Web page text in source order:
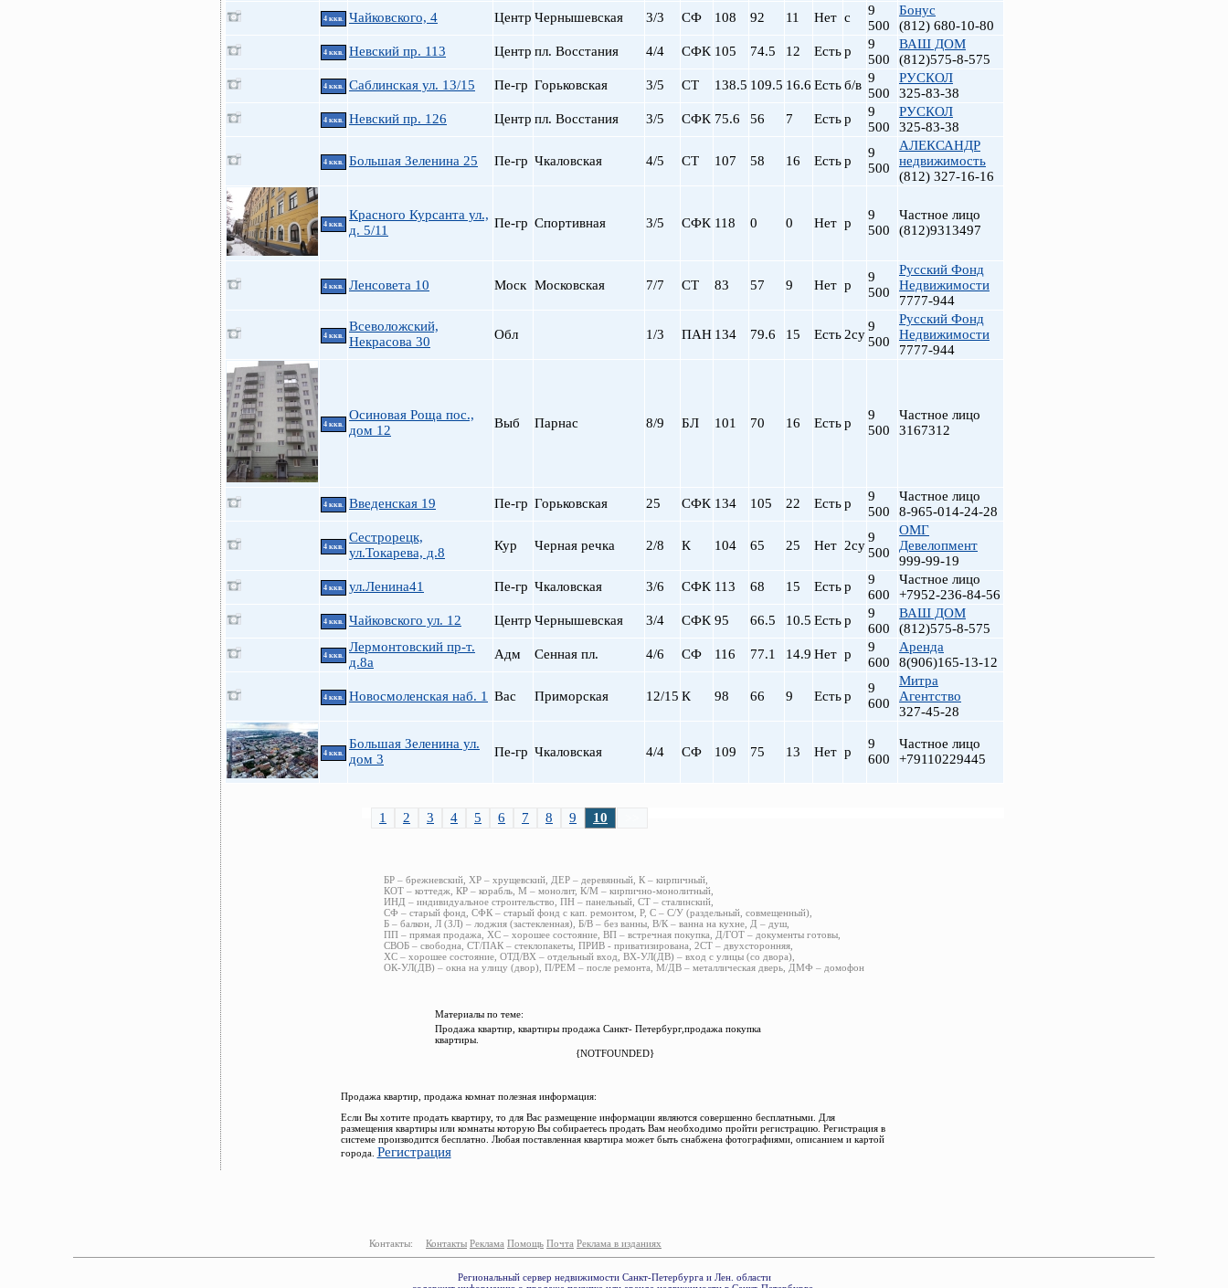
4 ккв. Чайковского, 4 Центр Чернышевская 3/3 СФ 108 92 11 Нет с
9
500
Бонус
(812) 680-10-80
4 ккв. Невский пр. 113 Центр пл. Восстания 4/4 СФК 105 74.5 12 Естьр
9
500
ВАШ ДОМ
(812)575-8-575
4 ккв. Саблинская ул. 13/15 Пе-гр Горьковская 3/5 СТ 138.5 109.5 16.6 Естьб/в 9
500
РУСКОЛ
325-83-38
4 ккв. Невский пр. 126 Центр пл. Восстания 3/5 СФК 75.6 56 7 Естьр
9
500
РУСКОЛ
325-83-38
4 ккв. Большая Зеленина 25 Пе-гр Чкаловская 4/5 СТ 107 58 16 Естьр
9
500
АЛЕКСАНДР
недвижимость
(812) 327-16-16
4 ккв.
Красного Курсанта ул.,
д. 5/11
Пе-гр Спортивная 3/5 СФК 118 0 0 Нет р
9
500
Частное лицо
(812)9313497
4 ккв. Ленсовета 10 Моск Московская 7/7 СТ 83 57 9 Нет р
9
500
Русский Фонд
Недвижимости
7777-944
4 ккв.
Всеволожский,
Некрасова 30
Обл 1/3 ПАН 134 79.6 15 Есть 2су
9
500
Русский Фонд
Недвижимости
7777-944
4 ккв.
Осиновая Роща пос.,
дом 12
Выб Парнас 8/9 БЛ 101 70 16 Естьр
9
500
Частное лицо
3167312
4 ккв. Введенская 19 Пе-гр Горьковская 25 СФК 134 105 22 Естьр
9
500
Частное лицо
8-965-014-24-28
4 ккв.
Сестрорецк,
ул.Токарева, д.8
Кур Черная речка 2/8 К 104 65 25 Нет 2су
9
500
ОМГ
Девелопмент
999-99-19
4 ккв. ул.Ленина41 Пе-гр Чкаловская 3/6 СФК 113 68 15 Естьр
9
600
Частное лицо
+7952-236-84-56
4 ккв. Чайковского ул. 12 Центр Чернышевская 3/4 СФК 95 66.5 10.5 Естьр
9
600
ВАШ ДОМ
(812)575-8-575
4 ккв.
Лермонтовский пр-т.
д.8а
Адм Сенная пл. 4/6 СФ 116 77.1 14.9 Нет р
9
600
Аренда
8(906)165-13-12
4 ккв. Новосмоленская наб. 1 Вас Приморская 12/15 К 98 66 9 Естьр
9
600
Митра
Агентство
327-45-28
4 ккв.
Большая Зеленина ул.
дом 3
Пе-гр Чкаловская 4/4 СФ 109 75 13 Нет р
9
600
Частное лицо
+79110229445
1 2 3 4 5 6 7 8 9 10
БР – брежневский, ХР – хрущевский, ДЕР – деревянный, К – кирпичный,
КОТ – коттедж, КР – корабль, М – монолит, К/М – кирпично-монолитный,
ИНД – индивидуальное строительство, ПН – панельный, СТ – сталинский,
СФ – старый фонд, СФК – старый фонд с кап. ремонтом, Р, С – С/У (раздельный, совмещенный),
Б – балкон, Л (ЗЛ) – лоджия (застекленная), Б/В – без ванны, В/К – ванна на кухне, Д – душ,
ПП – прямая продажа, ХС – хорошее состояние, ВП – встречная покупка, Д/ГОТ – документы готовы,
СВОБ – свободна, СТ/ПАК – стеклопакеты, ПРИВ - приватизирована, 2СТ – двухсторонняя,
ХС – хорошее состояние, ОТД/ВХ – отдельный вход, ВХ-УЛ(ДВ) – вход с улицы (со двора),
ОК-УЛ(ДВ) – окна на улицу (двор), П/РЕМ – после ремонта, М/ДВ – металлическая дверь, ДМФ – домофон
Материалы по теме:
Продажа квартир, квартиры продажа Санкт- Петербург,продажа покупка
квартиры.
{NOTFOUNDED}
Продажа квартир, продажа комнат полезная информация:
Если Вы хотите продать квартиру, то для Вас размещение информации являются совершенно бесплатными. Для
размещения квартиры или комнаты которую Вы собираетесь продать Вам необходимо пройти регистрацию. Регистрация в
системе производится бесплатно. Любая поставленная квартира может быть снабжена фотографиями, описанием и картой
города. Регистрация
Контакты: Контакты Реклама Помощь Почта Реклама в изданиях
Региональный сервер недвижимости Санкт-Петербурга и Лен. области